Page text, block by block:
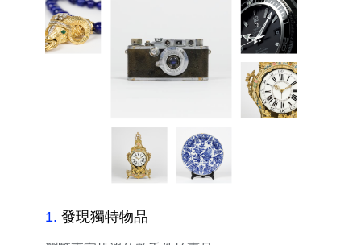
1. 發現獨特物品